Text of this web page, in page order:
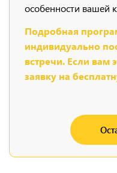
особенности вашей
Подробная
индивидуально
встречи. Если вам
заявку на